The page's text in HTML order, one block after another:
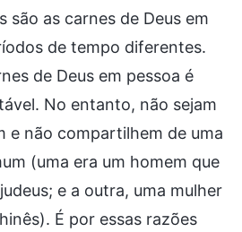
são as carnes de Deus em
de tempo diferentes.
de Deus em pessoa é
No entanto, não sejam
e não compartilhem de uma
(uma era um homem que
e a outra, uma mulher
É por essas razões